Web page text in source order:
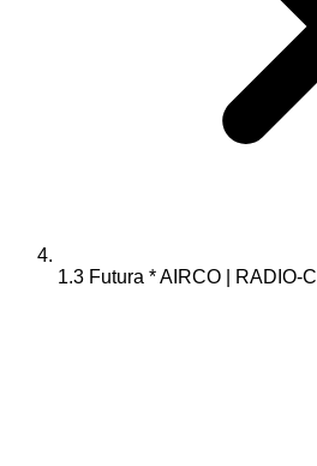
1.3 Futura * AIRCO | RADIO-